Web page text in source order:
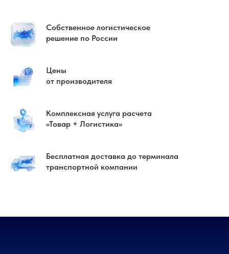
Собственное логистическое
решение по России
Цены
от производителя
Комплексная услуга расчета
«Товар + Логистика»
Бесплатная доставка до терминала
транспортной компании